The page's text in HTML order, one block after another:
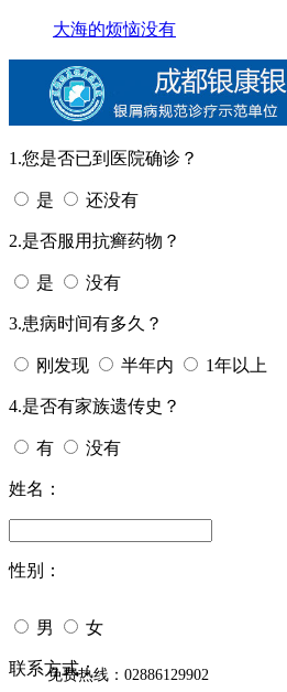
大海的烦恼没有
1.您是否已到医院确诊？
是 还没有
2.是否服用抗癣药物？
是 没有
3.患病时间有多久？
刚发现 半年内 1年以上
4.是否有家族遗传史？
有 没有
姓名：
性别：
男 女
今天日期：
联系方式：
免费热线：02886129902